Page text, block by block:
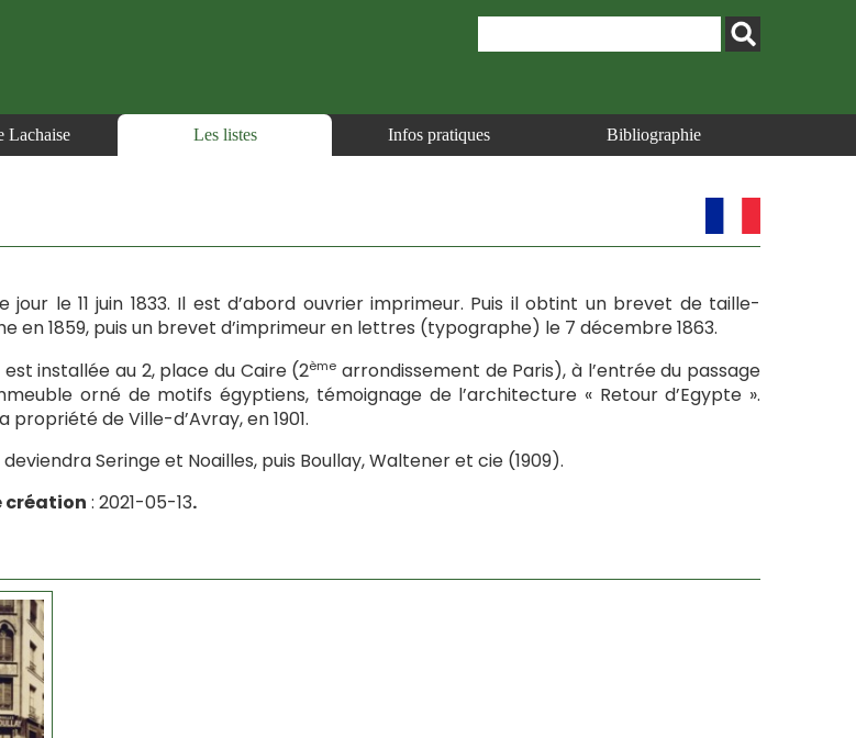
Lachaise Les listes Infos pratiques Bibliographie
jour le 11 juin 1833. Il est d’abord ouvrier imprimeur. Puis il obtint un brevet de taille-
en 1859, puis un brevet d’imprimeur en lettres (typographe) le 7 décembre 1863.
est installée au 2, place du Caire (2ème arrondissement de Paris), à l’entrée du passage
orné de motifs égyptiens, témoignage de l’architecture « Retour d’Egypte ».
propriété de Ville-d’Avray, en 1901.
Seringe et Noailles, puis Boullay, Waltener et cie (1909).
création : 2021-05-13.